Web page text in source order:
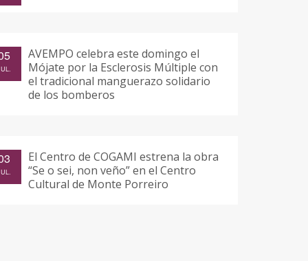
AVEMPO celebra este domingo el
Mójate por la Esclerosis Múltiple con
el tradicional manguerazo solidario
de los bomberos
El Centro de COGAMI estrena la obra
“Se o sei, non veño” en el Centro
Cultural de Monte Porreiro